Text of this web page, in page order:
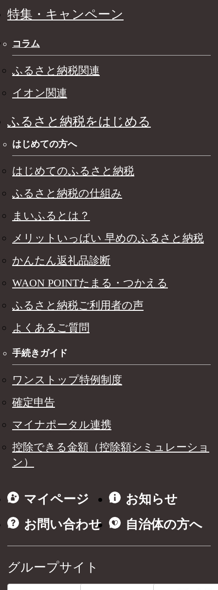
特集・キャンペーン
コラム
ふるさと納税関連
イオン関連
ふるさと納税をはじめる
はじめての方へ
はじめてのふるさと納税
ふるさと納税の仕組み
まいふるとは？
メリットいっぱい 早めのふるさと納税
かんたん返礼品診断
WAON POINTたまる・つかえる
ふるさと納税ご利用者の声
よくあるご質問
手続きガイド
ワンストップ特例制度
確定申告
マイナポータル連携
控除できる金額（控除額シミュレーショ
ン）
マイページ
お知らせ
お問い合わせ
自治体の方へ
グループサイト